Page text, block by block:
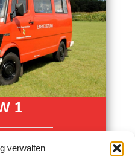
verwalten
1
2015